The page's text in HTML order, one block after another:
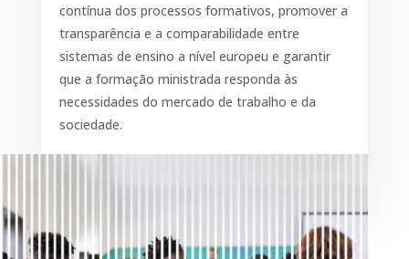
contínua dos processos formativos, promover a
transparência e a comparabilidade entre
sistemas de ensino a nível europeu e garantir
que a formação ministrada responda às
necessidades do mercado de trabalho e da
sociedade.